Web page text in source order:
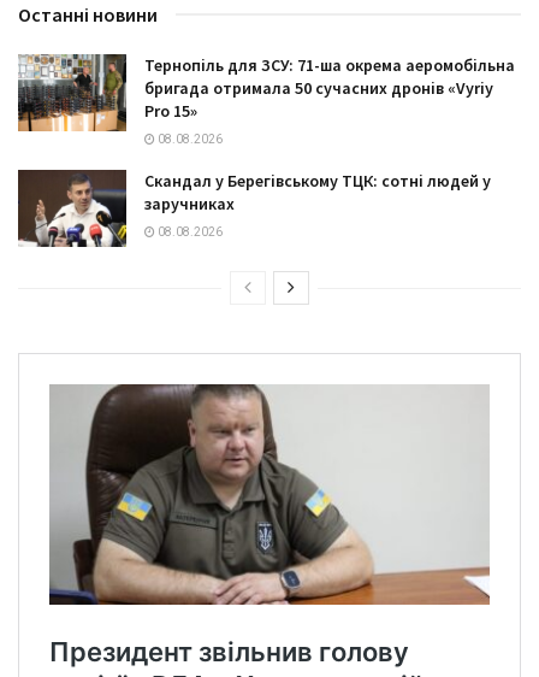
Останні новини
Тернопіль для ЗСУ: 71-ша окрема аеромобільна
бригада отримала 50 сучасних дронів «Vyriy
Pro 15»
08.08.2026
Скандал у Берегівському ТЦК: сотні людей у
заручниках
08.08.2026